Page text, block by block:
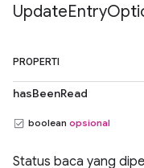
UpdateEntry
PROPERTI
hasBeenRead
boolean opsional
Status baca yang